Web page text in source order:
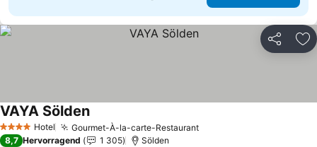
Teilen
4 Sterne Hotel Gourmet-À-la-carte-Restaurant
VAYA Sölden
8,7 Hervorragend 1 305 Sölden